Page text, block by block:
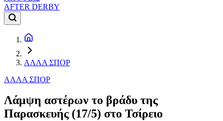
AFTER DERBY
ΑΛΛΑ ΣΠΟΡ
ΑΛΛΑ ΣΠΟΡ
Λάμψη αστέρων το βράδυ της
Παρασκευής (17/5) στο Τσίρειο